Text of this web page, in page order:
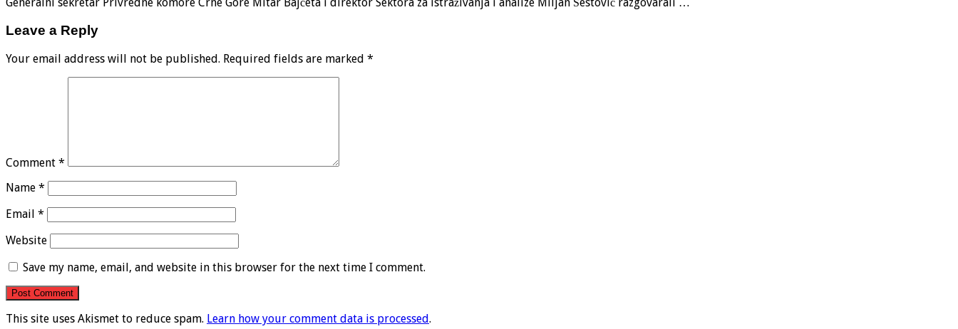
Leave a Reply
Your email address will not be published. Required fields are marked *
Comment *
Name *
Email *
Website
Save my name, email, and website in this browser for the next time I comment.
This site uses Akismet to reduce spam. Learn how your comment data is processed.